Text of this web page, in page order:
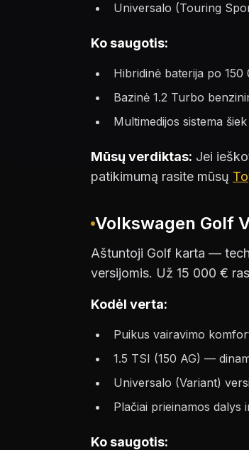
Universalo (Touring
Ko saugotis:
Hibridinė baterija po
Bazinė 1.2 Turbo
Multimedijos sistema
Mūsų verdiktas: Jei
patikimumą rasite mūsų
Volkswagen Golf
Aštuntoji Golf karta —
versijomis. Už 15 000 €
Kodėl verta:
Puikus vairavimo
1.5 TSI (150 AG) —
Universalo (Variant)
Plačiai prieinamos dalys
Ko saugotis: